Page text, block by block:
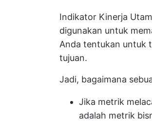
Indikator Kinerja
digunakan untuk
Anda tentukan untuk
tujuan.
Jadi, bagaimana
Jika metrik
adalah metrik